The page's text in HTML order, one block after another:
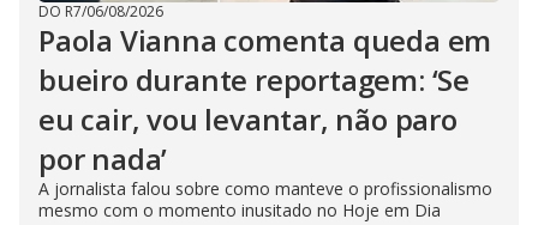
DO R7/06/08/2026
Paola Vianna comenta queda em
bueiro durante reportagem: ‘Se
eu cair, vou levantar, não paro
por nada’
A jornalista falou sobre como manteve o profissionalismo
mesmo com o momento inusitado no Hoje em Dia